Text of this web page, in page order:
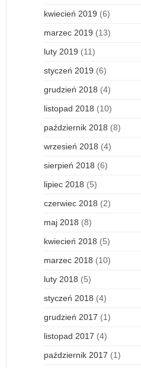
kwiecień 2019 (6)
marzec 2019 (13)
luty 2019 (11)
styczeń 2019 (6)
grudzień 2018 (4)
listopad 2018 (10)
październik 2018 (8)
wrzesień 2018 (4)
sierpień 2018 (6)
lipiec 2018 (5)
czerwiec 2018 (2)
maj 2018 (8)
kwiecień 2018 (5)
marzec 2018 (10)
luty 2018 (5)
styczeń 2018 (4)
grudzień 2017 (1)
listopad 2017 (4)
październik 2017 (1)